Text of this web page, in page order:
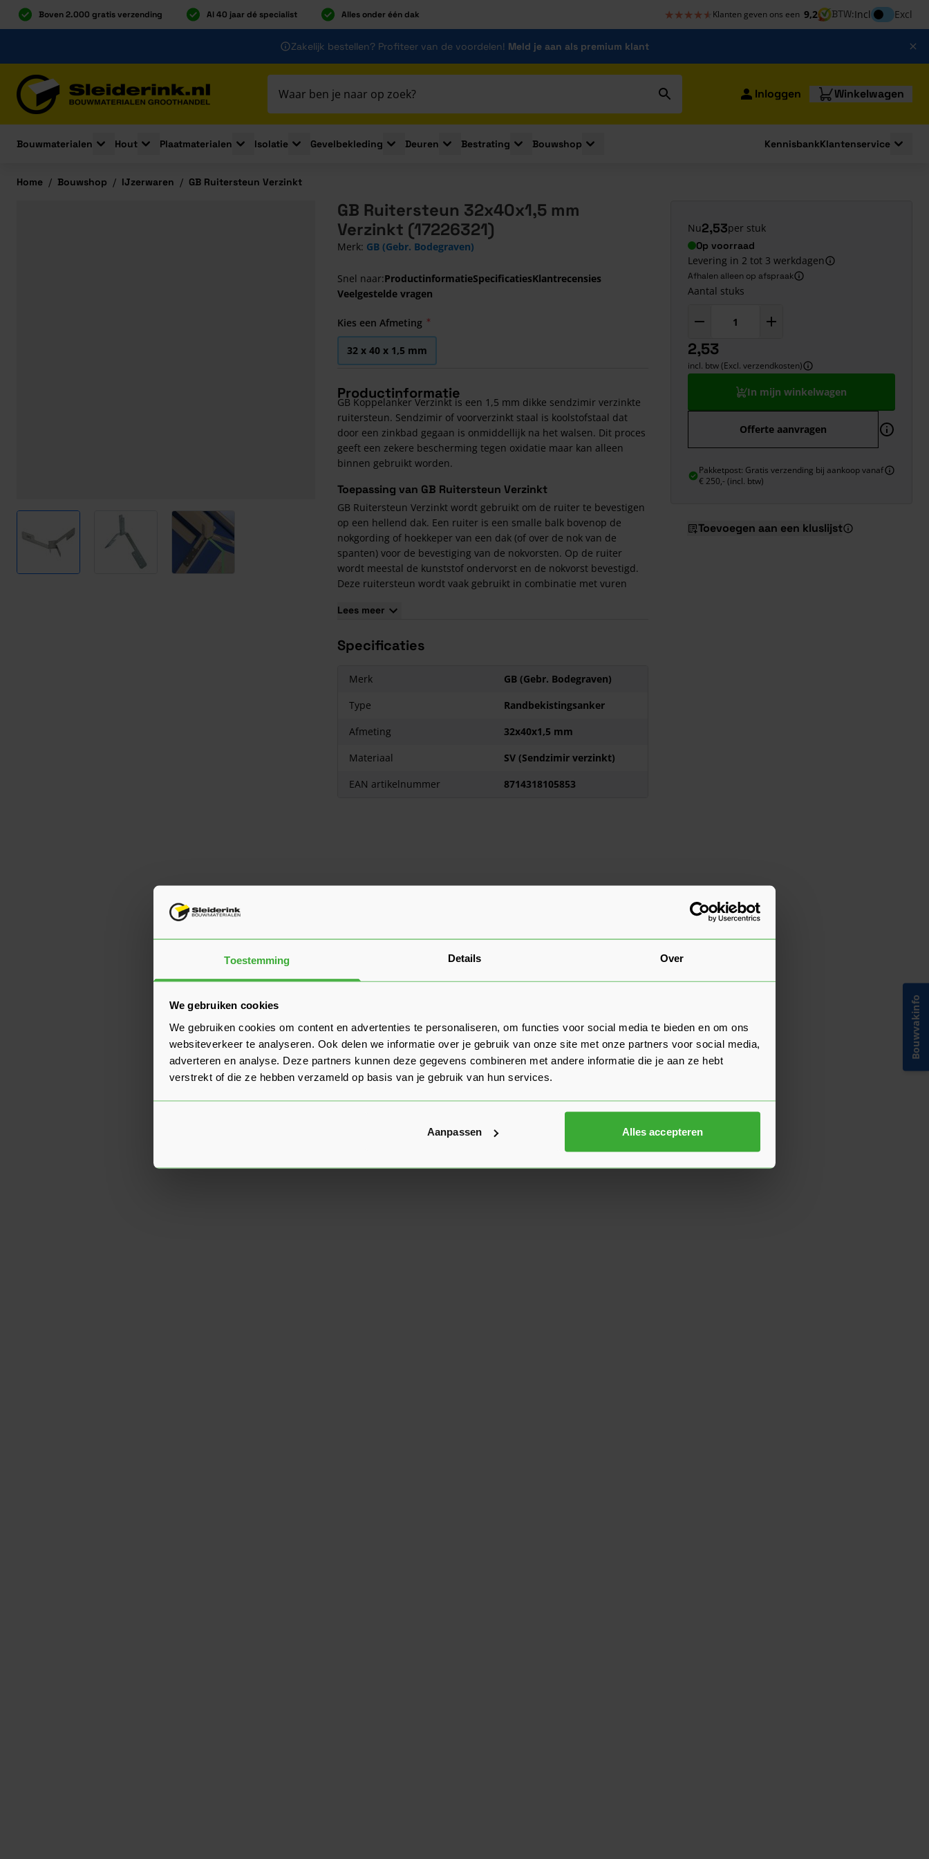
Toestemming Details Over
We gebruiken cookies
We gebruiken cookies om content en advertenties te personaliseren, om functies voor social media te bieden en om ons
websiteverkeer te analyseren. Ook delen we informatie over je gebruik van onze site met onze partners voor social media,
adverteren en analyse. Deze partners kunnen deze gegevens combineren met andere informatie die je aan ze hebt
verstrekt of die ze hebben verzameld op basis van je gebruik van hun services.
Aanpassen Alles accepteren
Boven 2.000 gratis verzending Al 40 jaar dé specialist Alles onder één dak ★★★★★
★★★★★ Klanten geven ons een 9,2 BTW:InclInclusief btw
Excl
Zakelijk bestellen? Profiteer van de voordelen! Meld je aan als premium klant
Inloggen Winkelwagen
Bouwmaterialen
Toggle submenu for Bouwmaterialen
Hout
Toggle submenu for Hout
Plaatmaterialen
Toggle submenu for Plaatmaterialen
Isolatie
Toggle submenu for Isolatie
Gevelbekleding
Toggle submenu for Gevelbekleding
Deuren
Toggle submenu for Deuren
Bestrating
Toggle submenu for Bestrating
Bouwshop
Toggle submenu for Bouwshop
KennisbankKlantenservice
Home / Bouwshop / IJzerwaren / GB Ruitersteun Verzinkt
View larger image View larger imageView larger image
GB Ruitersteun 32x40x1,5 mm
Verzinkt (17226321)
Merk: GB (Gebr. Bodegraven)
Snel naar:ProductinformatieSpecificatiesKlantrecensies
Veelgestelde vragen
Kies een Afmeting
32 x 40 x 1,5 mm
Productinformatie
GB Koppelanker Verzinkt is een 1,5 mm dikke sendzimir verzinkte
ruitersteun. Sendzimir of voorverzinkt staal is koolstofstaal dat
door een zinkbad gegaan is onmiddellijk na het walsen. Dit proces
geeft een zekere bescherming tegen oxidatie maar kan alleen
binnen gebruikt worden.
Toepassing van GB Ruitersteun Verzinkt
GB Ruitersteun Verzinkt wordt gebruikt om de ruiter te bevestigen
op een hellend dak. Een ruiter is een smalle balk bovenop de
nokgording of hoekkeper van een dak (of over de nok van de
spanten) voor de bevestiging van de nokvorsten. Op de ruiter
wordt meestal de kunststof ondervorst en de nokvorst bevestigd.
Deze ruitersteun wordt vaak gebruikt in combinatie met vuren
Lees meer
Specificaties
Merk
GB (Gebr. Bodegraven)
Type
Randbekistingsanker
Afmeting
32x40x1,5 mm
Materiaal
SV (Sendzimir verzinkt)
EAN artikelnummer
8714318105853
Nu2,53per stuk
Op voorraad
Levering in 2 tot 3 werkdagen
Afhalen alleen op afspraak
Aantal stuks
2,53
incl. btw (Excl. verzendkosten)
In mijn winkelwagen
Offerte aanvragen
Pakketpost: Gratis verzending bij aankoop vanaf
€ 250,- (incl. btw)
Toevoegen aan een kluslijst
Bouwvakinfo